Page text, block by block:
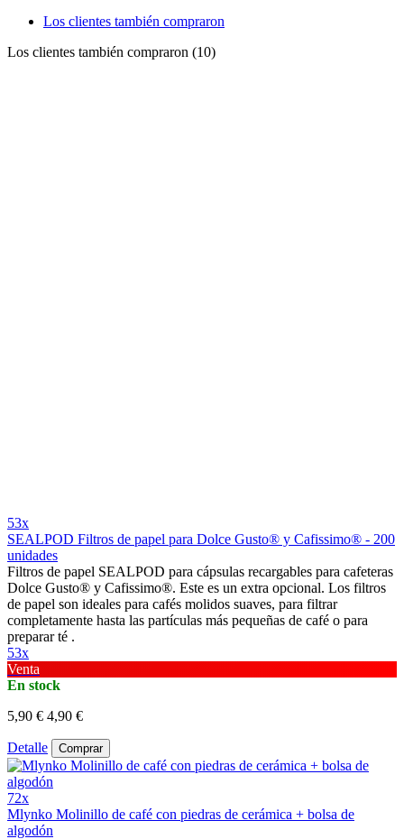
Los clientes también compraron
Los clientes también compraron (10)
53x
SEALPOD Filtros de papel para Dolce Gusto® y Cafissimo® - 200
unidades
Filtros de papel SEALPOD para cápsulas recargables para cafeteras
Dolce Gusto® y Cafissimo®. Este es un extra opcional. Los filtros
de papel son ideales para cafés molidos suaves, para filtrar
completamente hasta las partículas más pequeñas de café o para
preparar té .
53x
Venta
En stock
5,90 € 4,90 €
Detalle Comprar
72x
Mlynko Molinillo de café con piedras de cerámica + bolsa de
algodón